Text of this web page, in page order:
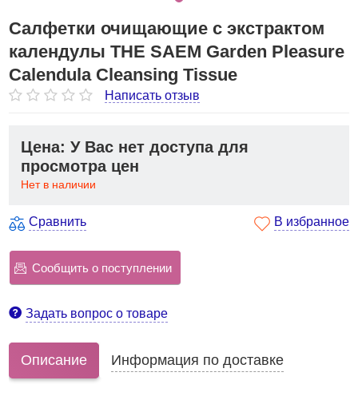
Салфетки очищающие с экстрактом
календулы THE SAEM Garden Pleasure
Calendula Cleansing Tissue
Написать отзыв
Цена: У Вас нет доступа для
просмотра цен
Нет в наличии
Сравнить В избранное
Сообщить о поступлении
Задать вопрос о товаре
Описание Информация по доставке